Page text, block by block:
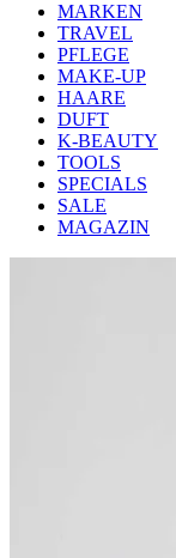
MARKEN
TRAVEL
PFLEGE
MAKE-UP
HAARE
DUFT
K-BEAUTY
TOOLS
SPECIALS
SALE
MAGAZIN